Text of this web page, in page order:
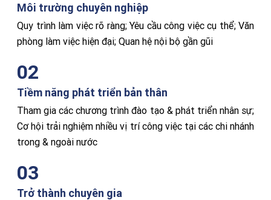
Môi trường chuyên nghiệp
Quy trình làm việc rõ ràng; Yêu cầu công việc cụ thể; Văn
phòng làm việc hiện đại; Quan hệ nội bộ gần gũi
02
Tiềm năng phát triển bản thân
Tham gia các chương trình đào tạo & phát triển nhân sự;
Cơ hội trải nghiệm nhiều vị trí công việc tại các chi nhánh
trong & ngoài nước
03
Trở thành chuyên gia